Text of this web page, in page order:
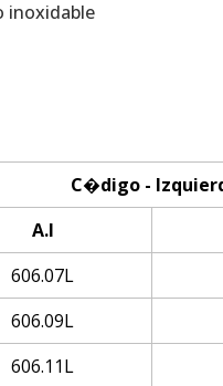
inoxidable
C�digo -
A.I
606.07L
606.09L
606.11L